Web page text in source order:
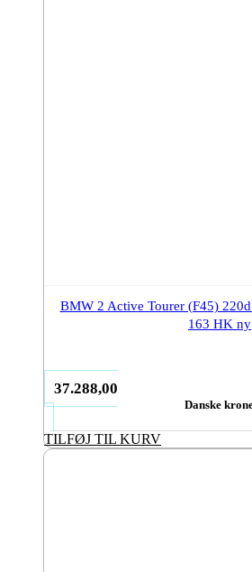
BMW 2 Active Tourer (F45)
163 HK ny
37.288,00
Danske
TILFØJ TIL KURV